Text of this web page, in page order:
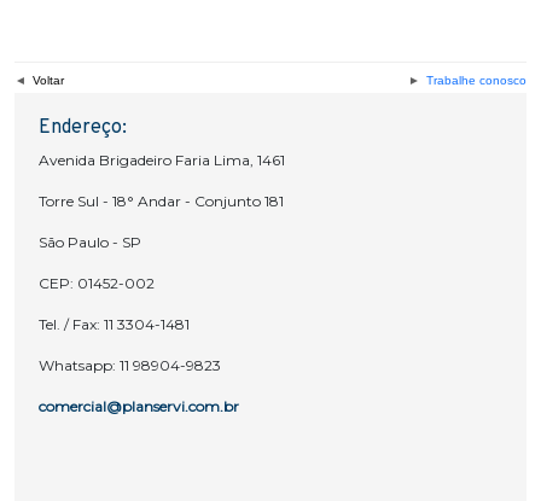
Endereço:
Avenida Brigadeiro Faria Lima, 1461
Torre Sul - 18° Andar - Conjunto 181
São Paulo - SP
CEP: 01452-002
Tel. / Fax: 11 3304-1481
Whatsapp: 11 98904-9823
comercial@planservi.com.br
Voltar Trabalhe conosco